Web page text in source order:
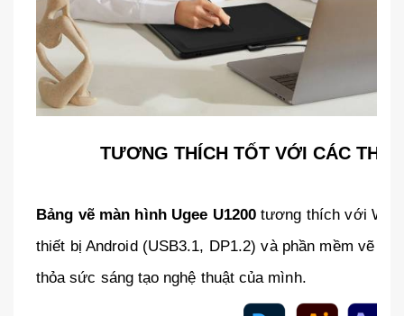
TƯƠNG THÍCH TỐT VỚI CÁC
Bảng vẽ màn hình Ugee U1200tương thích với
thiết bị Android (USB3.1, DP1.2) và phần mềm vẽ
thỏa sức sáng tạo nghệ thuật của mình.